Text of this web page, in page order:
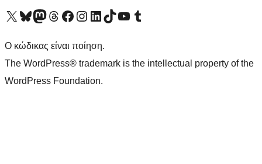
Visit our X (formerly Twitter) account
Visit our Bluesky account
Επισκεφθείτε τον λογαριασμό μας στο Mastodon
Visit our Threads account
Επισκεφτείτε τη σελίδα μας στο Facebook
Επισκεφθείτε τον λογαριασμό μας Instagram
Επισκεφθείτε τον λογαριασμό μας LinkedIn
Visit our TikTok account
Visit our YouTube channel
Visit our Tumblr account
Ο κώδικας είναι ποίηση.
The WordPress® trademark is the intellectual property of the
WordPress Foundation.